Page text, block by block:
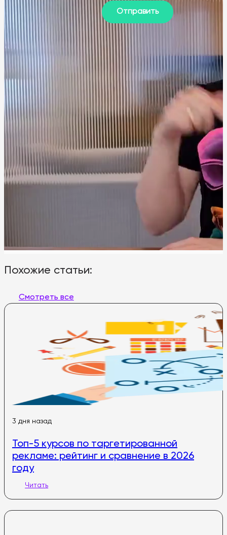
Похожие статьи:
Смотреть все
3 дня назад
Топ-5 курсов по таргетированной
рекламе: рейтинг и сравнение в 2026
году
Читать